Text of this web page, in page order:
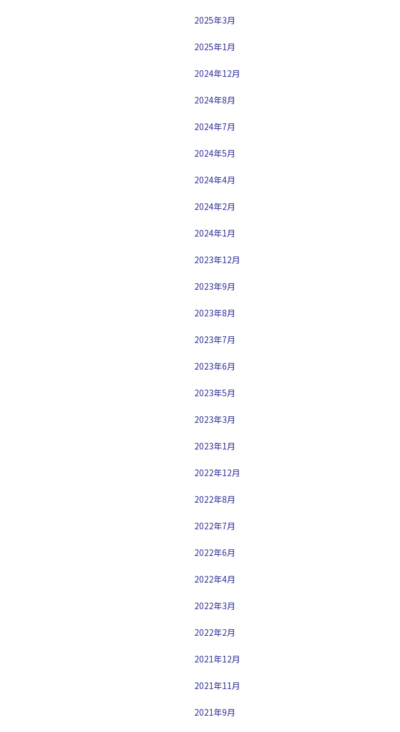
2025年3月
2025年1月
2024年12月
2024年8月
2024年7月
2024年5月
2024年4月
2024年2月
2024年1月
2023年12月
2023年9月
2023年8月
2023年7月
2023年6月
2023年5月
2023年3月
2023年1月
2022年12月
2022年8月
2022年7月
2022年6月
2022年4月
2022年3月
2022年2月
2021年12月
2021年11月
2021年9月